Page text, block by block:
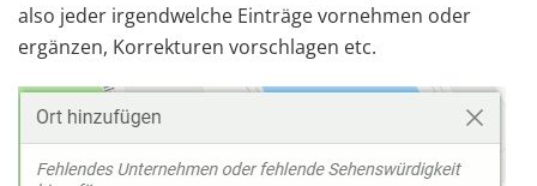
also jeder irgendwelche Einträge vornehmen oder
ergänzen, Korrekturen vorschlagen etc.